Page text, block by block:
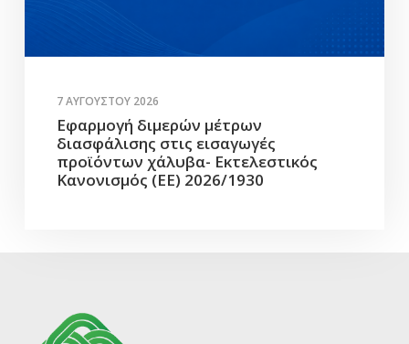
7 ΑΥΓΟΎΣΤΟΥ 2026
Εφαρμογή διμερών μέτρων
διασφάλισης στις εισαγωγές
προϊόντων χάλυβα- Εκτελεστικός
Κανονισμός (ΕΕ) 2026/1930